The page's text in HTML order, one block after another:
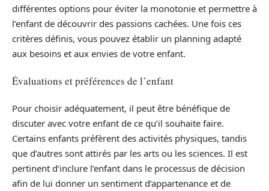
différentes options pour éviter la monotonie et permettre à
l’enfant de découvrir des passions cachées. Une fois ces
critères définis, vous pouvez établir un planning adapté
aux besoins et aux envies de votre enfant.
Évaluations et préférences de l’enfant
Pour choisir adéquatement, il peut être bénéfique de
discuter avec votre enfant de ce qu’il souhaite faire.
Certains enfants préfèrent des activités physiques, tandis
que d’autres sont attirés par les arts ou les sciences. Il est
pertinent d’inclure l’enfant dans le processus de décision
afin de lui donner un sentiment d’appartenance et de